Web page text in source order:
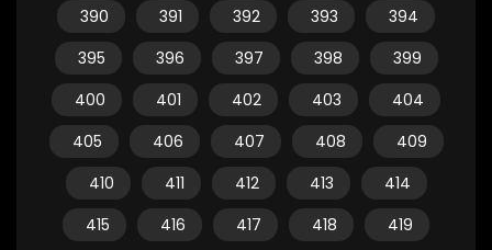
390
391 392 393
394
395
396 397 398
399
400
401 402 403
404
405
406 407 408
409
410
411 412 413
414
415
416 417 418 419